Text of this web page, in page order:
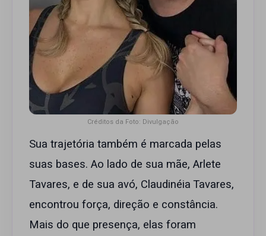
Créditos da Foto: Divulgação
Sua trajetória também é marcada pelas
suas bases. Ao lado de sua mãe, Arlete
Tavares, e de sua avó, Claudinéia Tavares,
encontrou força, direção e constância.
Mais do que presença, elas foram